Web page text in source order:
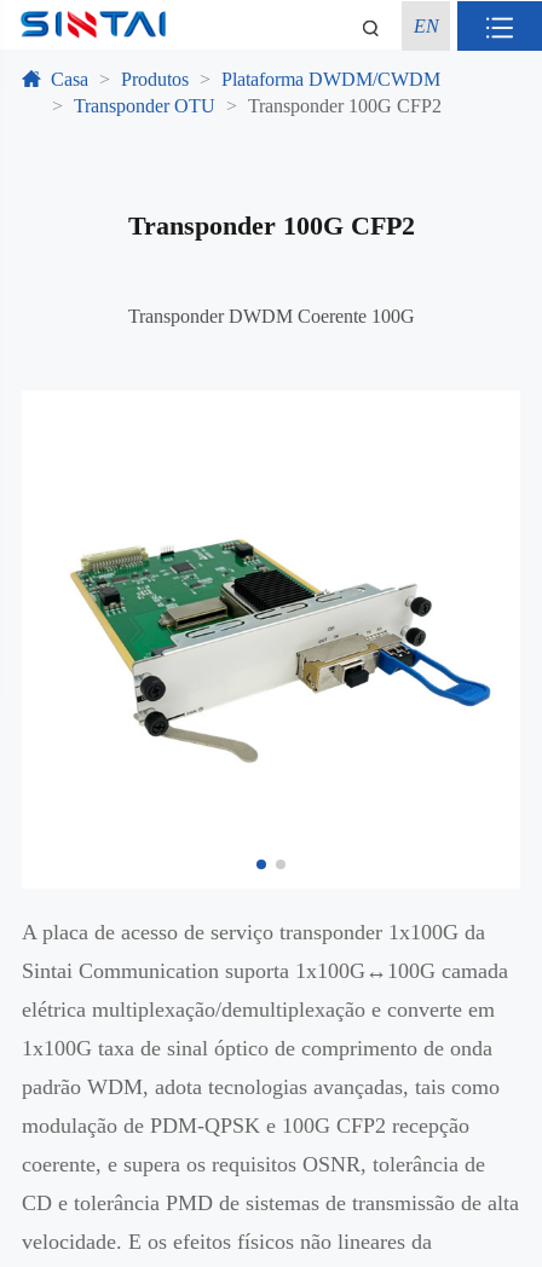
EN
Casa Produtos
Plataforma DWDM/CWDM
Transponder OTU
Transponder 100G CFP2
Transponder 100G CFP2
Transponder DWDM Coerente 100G
A placa de acesso de serviço transponder 1x100G da
Sintai Communication suporta 1x100G↔100G camada
elétrica multiplexação/demultiplexação e converte em
1x100G taxa de sinal óptico de comprimento de onda
padrão WDM, adota tecnologias avançadas, tais como
modulação de PDM-QPSK e 100G CFP2 recepção
coerente, e supera os requisitos OSNR, tolerância de
CD e tolerância PMD de sistemas de transmissão de alta
velocidade. E os efeitos físicos não lineares da